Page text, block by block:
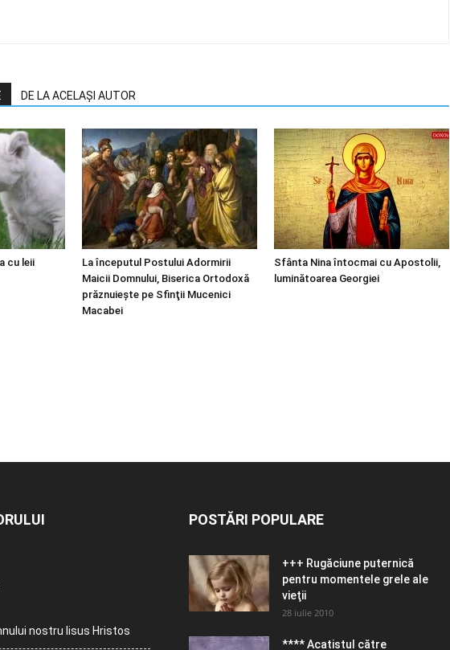
DE LA ACELAȘI AUTOR
cu leii
La începutul Postului Adormirii
Maicii Domnului, Biserica Ortodoxă
prăznuiește pe Sfinţii Mucenici
Macabei
Sfânta Nina întocmai cu Apostolii,
luminătoarea Georgiei
nostru Iisus Hristos
POSTĂRI POPULARE
+++ Rugăciune puternică
pentru momentele grele ale
vieţii
28 iulie 2010
**** Acatistul către